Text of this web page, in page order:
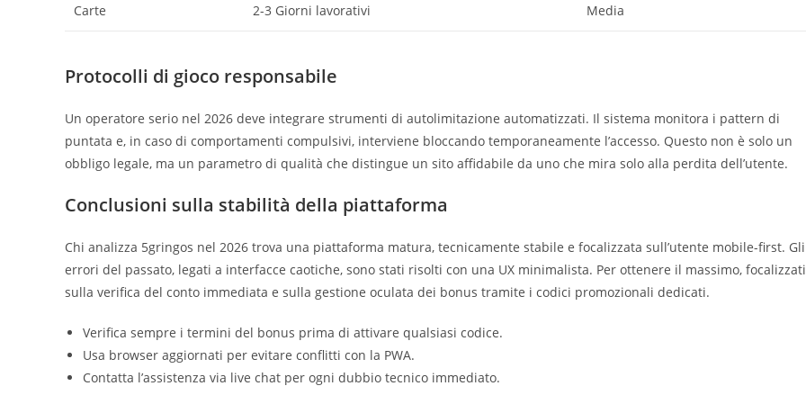
Carte 2-3 Giorni lavorativi Media
Protocolli di gioco responsabile
Un operatore serio nel 2026 deve integrare strumenti di autolimitazione automatizzati. Il sistema monitora i pattern di
puntata e, in caso di comportamenti compulsivi, interviene bloccando temporaneamente l’accesso. Questo non è solo un
obbligo legale, ma un parametro di qualità che distingue un sito affidabile da uno che mira solo alla perdita dell’utente.
Conclusioni sulla stabilità della piattaforma
Chi analizza 5gringos nel 2026 trova una piattaforma matura, tecnicamente stabile e focalizzata sull’utente mobile-first. Gli
errori del passato, legati a interfacce caotiche, sono stati risolti con una UX minimalista. Per ottenere il massimo, focalizzati
sulla verifica del conto immediata e sulla gestione oculata dei bonus tramite i codici promozionali dedicati.
Verifica sempre i termini del bonus prima di attivare qualsiasi codice.
Usa browser aggiornati per evitare conflitti con la PWA.
Contatta l’assistenza via live chat per ogni dubbio tecnico immediato.